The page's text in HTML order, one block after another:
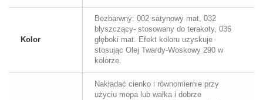
Kolor
Bezbarwny: 002 satynowy mat, 032
błyszczący- stosowany do terakoty, 036
głęboki mat. Efekt koloru uzyskuje
stosując Olej Twardy-Woskowy 290 w
kolorze.
Nakładać cienko i równomiernie przy
użyciu mopa lub wałka i dobrze